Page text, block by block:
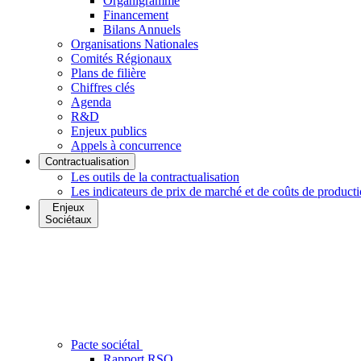
Financement
Bilans Annuels
Organisations Nationales
Comités Régionaux
Plans de filière
Chiffres clés
Agenda
R&D
Enjeux publics
Appels à concurrence
Contractualisation
Les outils de la contractualisation
Les indicateurs de prix de marché et de coûts de
Enjeux
Sociétaux
Pacte sociétal